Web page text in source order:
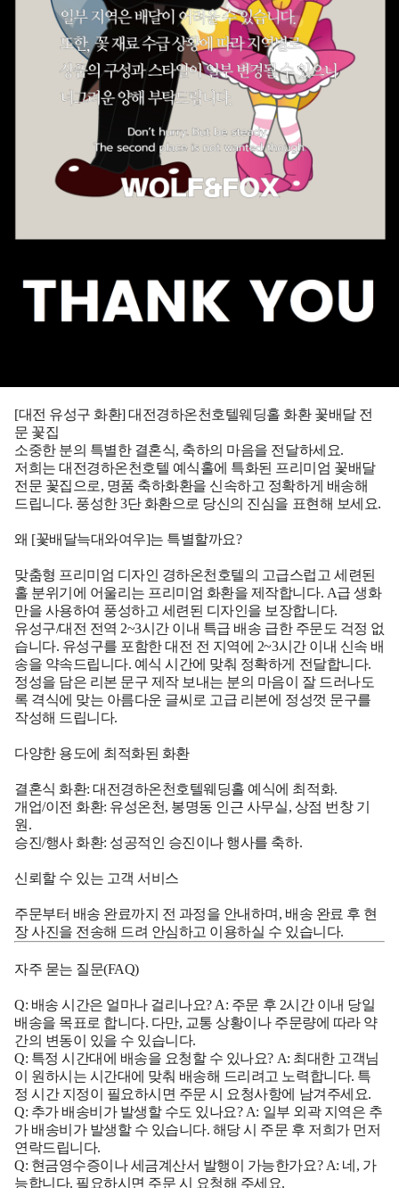
[대전 유성구 화환] 대전경하온천호텔웨딩홀 화환 꽃배달 전
문 꽃집
소중한 분의 특별한 결혼식, 축하의 마음을 전달하세요.
저희는 대전경하온천호텔 예식홀에 특화된 프리미엄 꽃배달
전문 꽃집으로, 명품 축하화환을 신속하고 정확하게 배송해
드립니다. 풍성한 3단 화환으로 당신의 진심을 표현해 보세요.
왜 [꽃배달늑대와여우]는 특별할까요?
맞춤형 프리미엄 디자인 경하온천호텔의 고급스럽고 세련된
홀 분위기에 어울리는 프리미엄 화환을 제작합니다. A급 생화
만을 사용하여 풍성하고 세련된 디자인을 보장합니다.
유성구/대전 전역 2~3시간 이내 특급 배송 급한 주문도 걱정 없
습니다. 유성구를 포함한 대전 전 지역에 2~3시간 이내 신속 배
송을 약속드립니다. 예식 시간에 맞춰 정확하게 전달합니다.
정성을 담은 리본 문구 제작 보내는 분의 마음이 잘 드러나도
록 격식에 맞는 아름다운 글씨로 고급 리본에 정성껏 문구를
작성해 드립니다.
다양한 용도에 최적화된 화환
결혼식 화환: 대전경하온천호텔웨딩홀 예식에 최적화.
개업/이전 화환: 유성온천, 봉명동 인근 사무실, 상점 번창 기
원.
승진/행사 화환: 성공적인 승진이나 행사를 축하.
신뢰할 수 있는 고객 서비스
주문부터 배송 완료까지 전 과정을 안내하며, 배송 완료 후 현
장 사진을 전송해 드려 안심하고 이용하실 수 있습니다.
자주 묻는 질문(FAQ)
Q: 배송 시간은 얼마나 걸리나요? A: 주문 후 2시간 이내 당일
배송을 목표로 합니다. 다만, 교통 상황이나 주문량에 따라 약
간의 변동이 있을 수 있습니다.
Q: 특정 시간대에 배송을 요청할 수 있나요? A: 최대한 고객님
이 원하시는 시간대에 맞춰 배송해 드리려고 노력합니다. 특
정 시간 지정이 필요하시면 주문 시 요청사항에 남겨주세요.
Q: 추가 배송비가 발생할 수도 있나요? A: 일부 외곽 지역은 추
가 배송비가 발생할 수 있습니다. 해당 시 주문 후 저희가 먼저
연락드립니다.
Q: 현금영수증이나 세금계산서 발행이 가능한가요? A: 네, 가
능합니다. 필요하시면 주문 시 요청해 주세요.